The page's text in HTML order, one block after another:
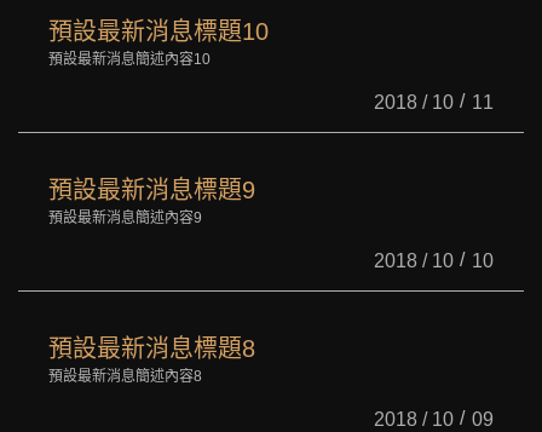
預設最新消息標題10
預設最新消息簡述內容10
2018 / 10 11
預設最新消息標題9
預設最新消息簡述內容9
2018 / 10 10
預設最新消息標題8
預設最新消息簡述內容8
2018 / 10 09